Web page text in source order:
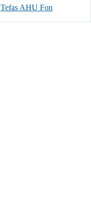
Tefas AHU Fon